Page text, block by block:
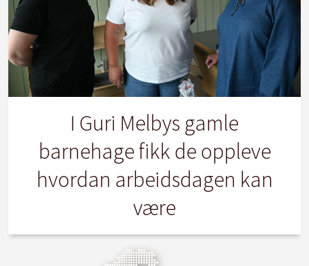
I Guri Melbys gamle
barnehage fikk de oppleve
hvordan arbeidsdagen kan
være